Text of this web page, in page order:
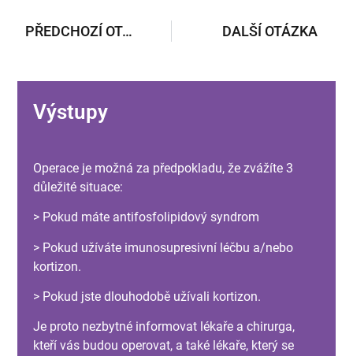
PŘEDCHOZÍ OTÁZKA DALŠÍ OTÁZKA
Výstupy
Operace je možná za předpokladu, že zvážíte 3
důležité situace:
> Pokud máte antifosfolipidový syndrom
> Pokud užíváte imunosupresivní léčbu a/nebo
kortizon.
> Pokud jste dlouhodobě užívali kortizon.
Je proto nezbytné informovat lékaře a chirurga,
kteří vás budou operovat, a také lékaře, který se